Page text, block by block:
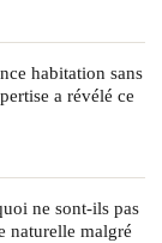
habitation sans
a révélé ce
ne sont-ils pas
naturelle malgré